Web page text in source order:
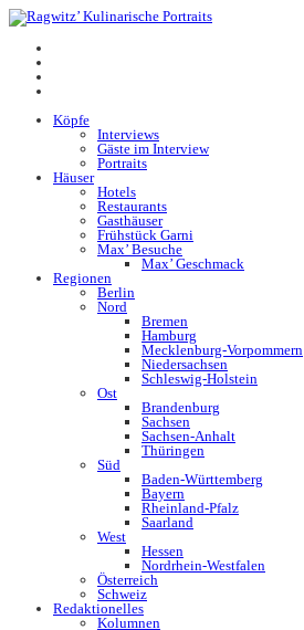
Köpfe
Interviews
Gäste im Interview
Portraits
Häuser
Hotels
Restaurants
Gasthäuser
Frühstück Garni
Max’ Besuche
Max’ Geschmack
Regionen
Berlin
Nord
Bremen
Hamburg
Mecklenburg-Vorpommern
Niedersachsen
Schleswig-Holstein
Ost
Brandenburg
Sachsen
Sachsen-Anhalt
Thüringen
Süd
Baden-Württemberg
Bayern
Rheinland-Pfalz
Saarland
West
Hessen
Nordrhein-Westfalen
Österreich
Schweiz
Redaktionelles
Kolumnen